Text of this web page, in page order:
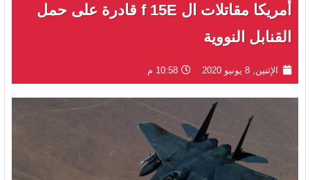
أمريكا مقاتلات ال f 15E قادرة على حمل
القنابل النووية
الإثنين, 8 يونيو 2020 10:58 م